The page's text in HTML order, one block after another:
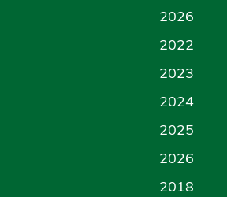
2026
2022
2023
2024
2025
2026
2018